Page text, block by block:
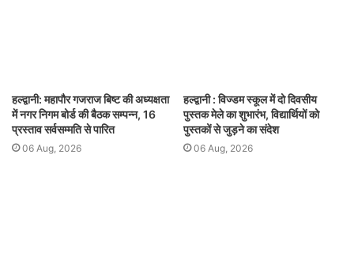
हल्द्वानी: महापौर गजराज बिष्ट की अध्यक्षता
में नगर निगम बोर्ड की बैठक सम्पन्न, 16
प्रस्ताव सर्वसम्मति से पारित
06 Aug, 2026
हल्द्वानी : विज्डम स्कूल में दो दिवसीय
पुस्तक मेले का शुभारंभ, विद्यार्थियों को
पुस्तकों से जुड़ने का संदेश
06 Aug, 2026